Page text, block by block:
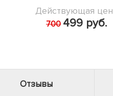
Действующая
700 499 руб.
Отзывы